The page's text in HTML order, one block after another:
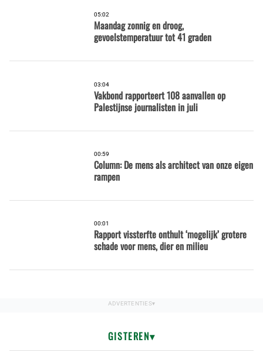
05:02
Maandag zonnig en droog,
gevoelstemperatuur tot 41 graden
03:04
Vakbond rapporteert 108 aanvallen op
Palestijnse journalisten in juli
00:59
Column: De mens als architect van onze eigen
rampen
00:01
Rapport vissterfte onthult ‘mogelijk’ grotere
schade voor mens, dier en milieu
GISTEREN